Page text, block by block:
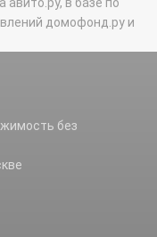
авито.ру, в базе по
домофонд.ру и
без